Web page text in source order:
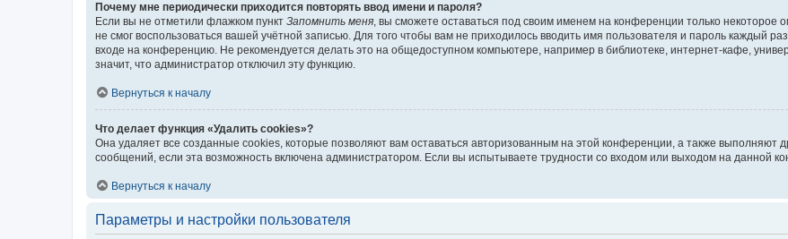
Почему мне периодически приходится повторять ввод имени и пароля?
Если вы не отметили флажком пункт Запомнить меня, вы сможете оставаться под своим именем на конференции только некоторое
не смог воспользоваться вашей учётной записью. Для того чтобы вам не приходилось вводить имя пользователя и пароль каждый
входе на конференцию. Не рекомендуется делать это на общедоступном компьютере, например в библиотеке, интернет-кафе,
значит, что администратор отключил эту функцию.
Вернуться к началу
Что делает функция «Удалить cookies»?
Она удаляет все созданные cookies, которые позволяют вам оставаться авторизованным на этой конференции, а также выполняют
сообщений, если эта возможность включена администратором. Если вы испытываете трудности со входом или выходом на данной
Вернуться к началу
Параметры и настройки пользователя